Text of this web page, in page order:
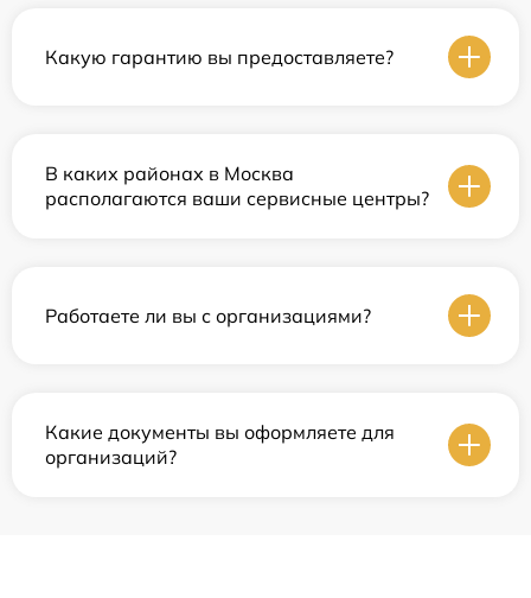
Какую гарантию вы предоставляете?
В каких районах в Москва
располагаются ваши сервисные центры?
Работаете ли вы с организациями?
Какие документы вы оформляете для
организаций?